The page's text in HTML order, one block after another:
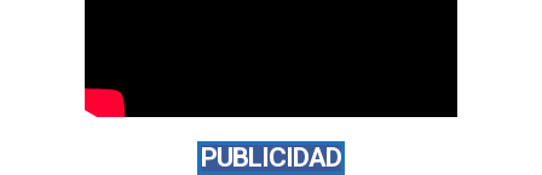
PUBLICIDAD